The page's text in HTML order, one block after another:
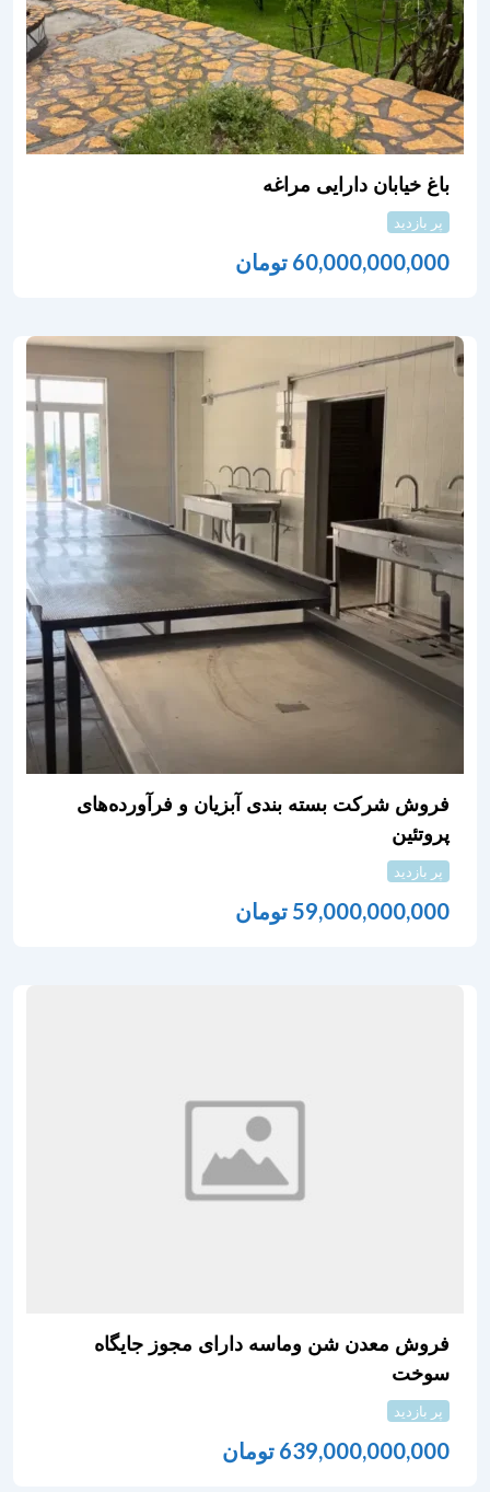
باغ خیابان دارایی مراغه
پر بازدید
60,000,000,000 تومان
فروش شرکت بسته بندی آبزیان و فرآورده‌های
پروتئین
پر بازدید
59,000,000,000 تومان
فروش معدن شن وماسه دارای مجوز جایگاه
سوخت
پر بازدید
639,000,000,000 تومان